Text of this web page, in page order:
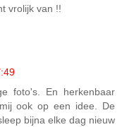
vrolijk van !!
foto's. En herkenbaar
ook op een idee. De
bijna elke dag nieuw